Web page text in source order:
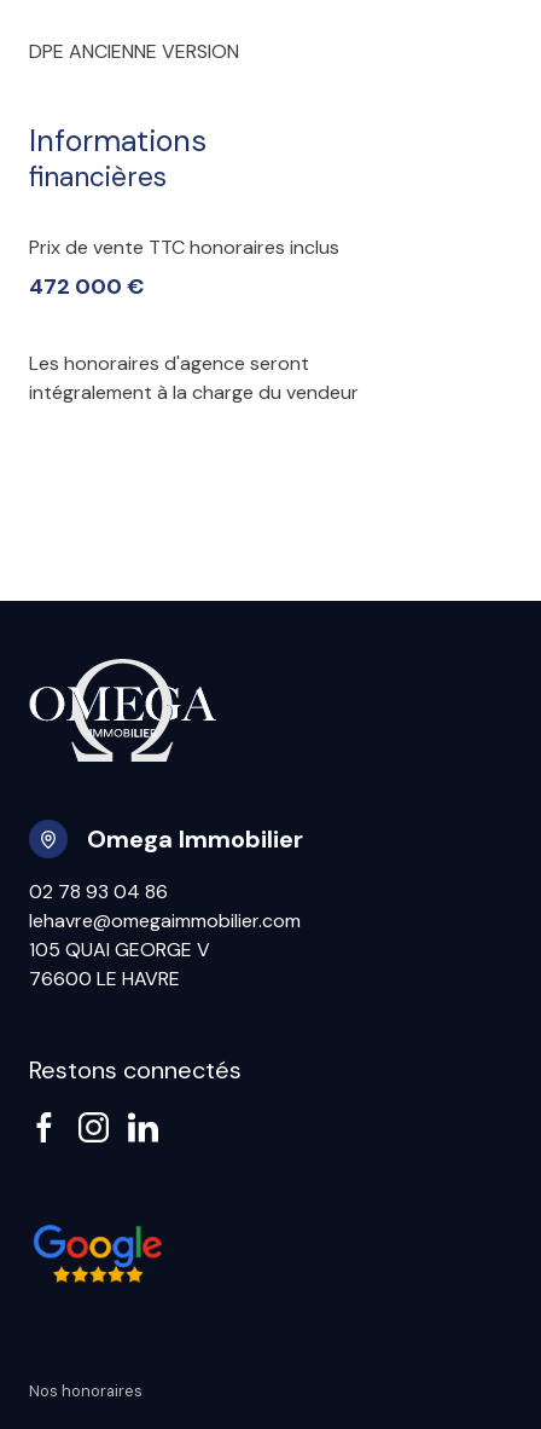
DPE ANCIENNE VERSION
Informations
financières
Prix de vente TTC honoraires inclus
472 000 €
Les honoraires d'agence seront
intégralement à la charge du vendeur
Omega Immobilier
02 78 93 04 86
lehavre@omegaimmobilier.com
105 QUAI GEORGE V
76600 LE HAVRE
Restons connectés
Nos honoraires